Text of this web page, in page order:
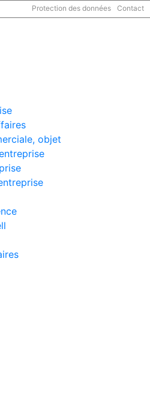
Protection des données Contact
objet